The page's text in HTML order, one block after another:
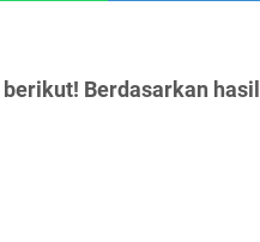
Berdasarkan hasil